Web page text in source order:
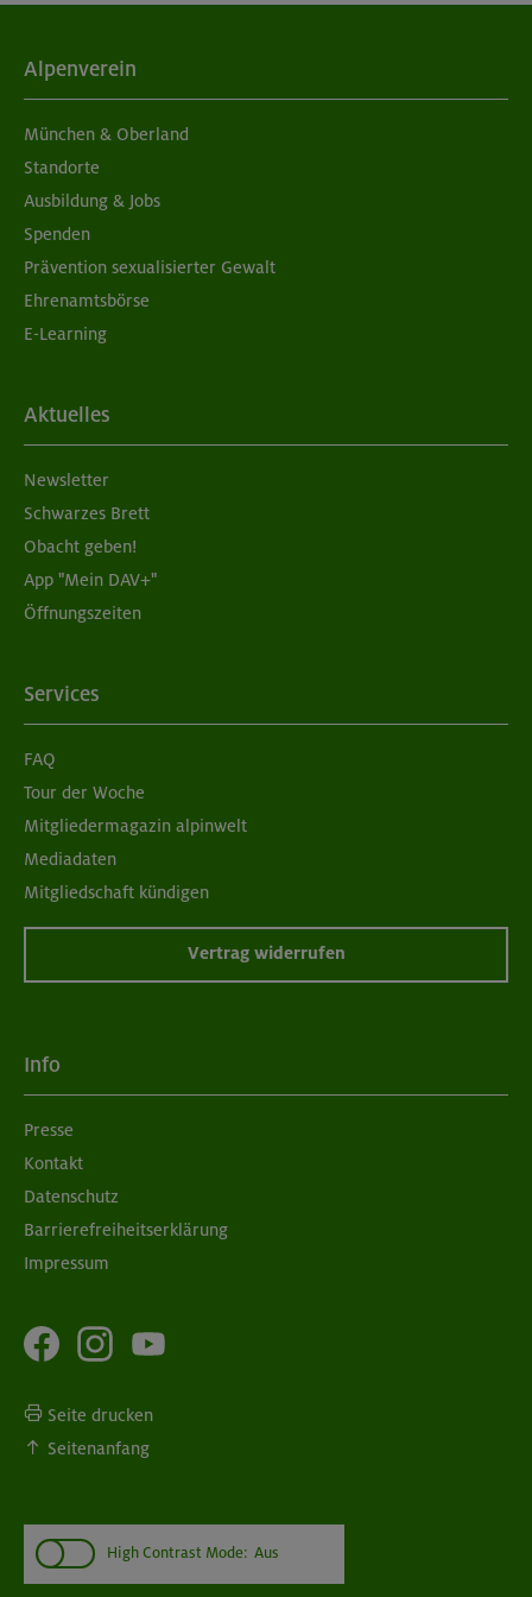
05./06.09.26
Grundkurs Klettern indoor
München
05./06.09.26
Grundkurs Klettern indoor für Frauen
München
07./14./21.09.26
08./09.09.26
Grundkurs Klettern indoor
München
Alpenverein
München & Oberland
Standorte
Ausbildung & Jobs
Spenden
Prävention sexualisierter Gewalt
Ehrenamtsbörse
E-Learning
Aktuelles
Newsletter
Schwarzes Brett
Obacht geben!
App "Mein DAV+"
Öffnungszeiten
Services
FAQ
Tour der Woche
Mitgliedermagazin alpinwelt
Mediadaten
Mitgliedschaft kündigen
Vertrag widerrufen
Info
Presse
Kontakt
Datenschutz
Barrierefreiheitserklärung
Impressum
Seite drucken
Seitenanfang
High Contrast Mode: Aus